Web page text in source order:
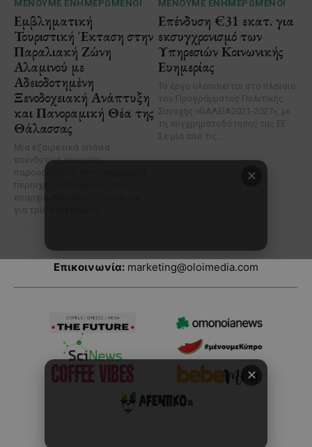
Επικοινωνία: marketing@oloimedia.com
✕